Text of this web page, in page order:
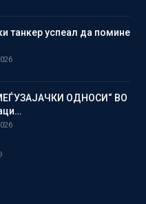
танкер успеал да помине
ОДНОСИ“ ВО